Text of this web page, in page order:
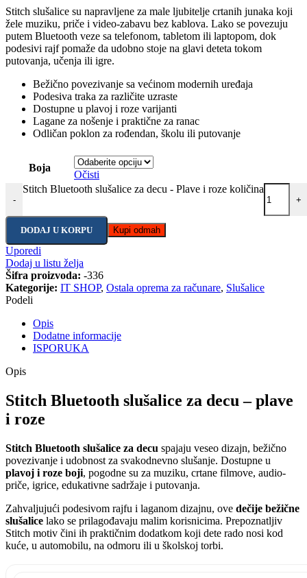
Stitch slušalice su napravljene za male ljubitelje crtanih junaka koji
žele muziku, priče i video-zabavu bez kablova. Lako se povezuju
putem Bluetooth veze sa telefonom, tabletom ili laptopom, dok
podesivi rajf pomaže da udobno stoje na glavi deteta tokom
putovanja, učenja ili igre.
Bežično povezivanje sa većinom modernih uređaja
Podesiva traka za različite uzraste
Dostupne u plavoj i roze varijanti
Lagane za nošenje i praktične za ranac
Odličan poklon za rođendan, školu ili putovanje
Boja
Očisti
-
Stitch Bluetooth slušalice za decu - Plave i roze količina
+
DODAJ U KORPU Kupi odmah
Uporedi
Dodaj u listu želja
Šifra proizvoda: -336
Kategorije: IT SHOP, Ostala oprema za računare, Slušalice
Podeli
Opis
Dodatne informacije
ISPORUKA
Opis
Stitch Bluetooth slušalice za decu – plave
i roze
Stitch Bluetooth slušalice za decu spajaju veseo dizajn, bežično
povezivanje i udobnost za svakodnevno slušanje. Dostupne u
plavoj i roze boji, pogodne su za muziku, crtane filmove, audio-
priče, igrice, edukativne sadržaje i putovanja.
Zahvaljujući podesivom rajfu i laganom dizajnu, ove dečije bežične
slušalice lako se prilagođavaju malim korisnicima. Prepoznatljiv
Stitch motiv čini ih praktičnim dodatkom koji dete rado nosi kod
kuće, u automobilu, na odmoru ili u školskoj torbi.